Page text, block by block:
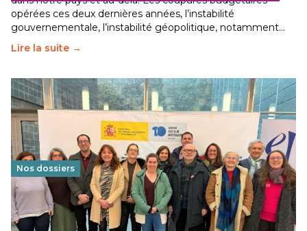
opérées ces deux dernières années, l’instabilité
gouvernementale, l’instabilité géopolitique, notamment…
Lire la suite →
Nos dossiers
Éducation au vivre-ensemble : un échange croisé
franco-espagnol pour changer d’approche